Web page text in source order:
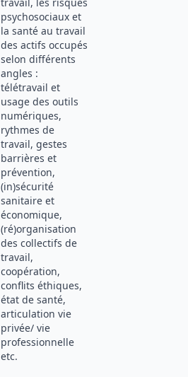
psychosociaux et
la santé au travail
des actifs occupés
selon différents
angles :
télétravail et
usage des outils
numériques,
rythmes de
travail, gestes
barrières et
prévention,
(in)sécurité
sanitaire et
économique,
(ré)organisation
des collectifs de
travail,
coopération,
conflits éthiques,
état de santé,
articulation vie
privée/ vie
professionnelle
etc.